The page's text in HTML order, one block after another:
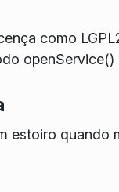
como
openService()
estoiro quando